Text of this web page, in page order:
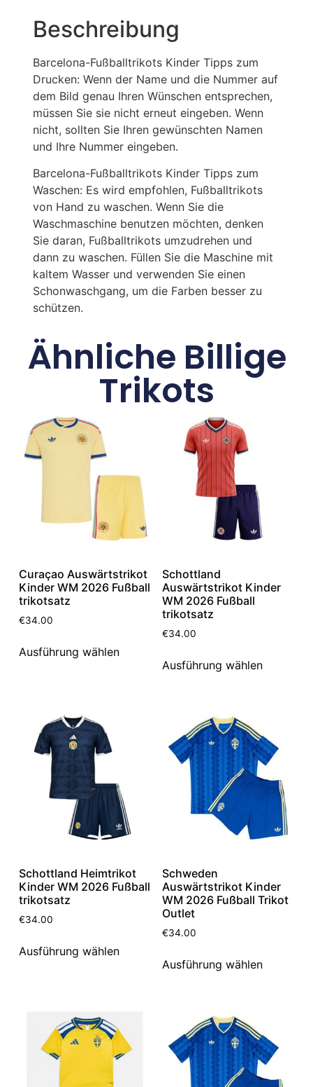
Beschreibung
Barcelona-Fußballtrikots Kinder Tipps zum
Drucken: Wenn der Name und die Nummer auf
dem Bild genau Ihren Wünschen entsprechen,
müssen Sie sie nicht erneut eingeben. Wenn
nicht, sollten Sie Ihren gewünschten Namen
und Ihre Nummer eingeben.
Barcelona-Fußballtrikots Kinder Tipps zum
Waschen: Es wird empfohlen, Fußballtrikots
von Hand zu waschen. Wenn Sie die
Waschmaschine benutzen möchten, denken
Sie daran, Fußballtrikots umzudrehen und
dann zu waschen. Füllen Sie die Maschine mit
kaltem Wasser und verwenden Sie einen
Schonwaschgang, um die Farben besser zu
schützen.
Ähnliche Billige
Trikots
Curaçao Auswärtstrikot
Kinder WM 2026 Fußball
trikotsatz
€34.00
Ausführung wählen
Schottland
Auswärtstrikot Kinder
WM 2026 Fußball
trikotsatz
€34.00
Ausführung wählen
Schottland Heimtrikot
Kinder WM 2026 Fußball
trikotsatz
€34.00
Ausführung wählen
Schweden
Auswärtstrikot Kinder
WM 2026 Fußball Trikot
Outlet
€34.00
Ausführung wählen